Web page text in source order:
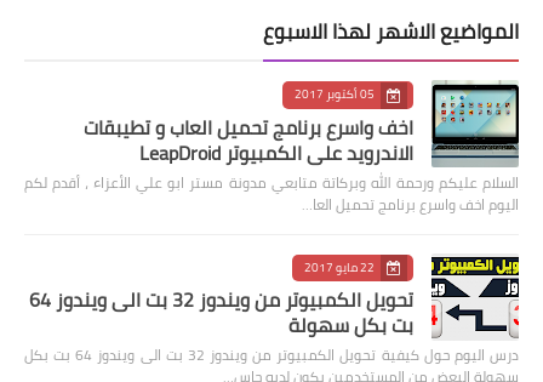
المواضيع الاشهر لهذا الاسبوع
05 أكتوبر 2017
اخف واسرع برنامج تحميل العاب و تطيبقات
الاندرويد على الكمبيوتر LeapDroid
السلام عليكم ورحمة الله وبركاتة متابعي مدونة مستر ابو علي الأعزاء ، أقدم لكم
اليوم اخف واسرع برنامج تحميل العا…
22 مايو 2017
تحويل الكمبيوتر من ويندوز 32 بت الى ويندوز 64
بت بكل سهولة
درس اليوم حول كيفية تحويل الكمبيوتر من ويندوز 32 بت الى ويندوز 64 بت بكل